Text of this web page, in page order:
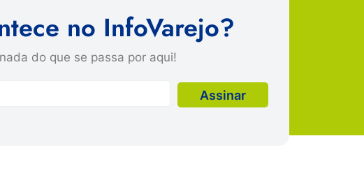
no InfoVarejo?
do que se passa por aqui!